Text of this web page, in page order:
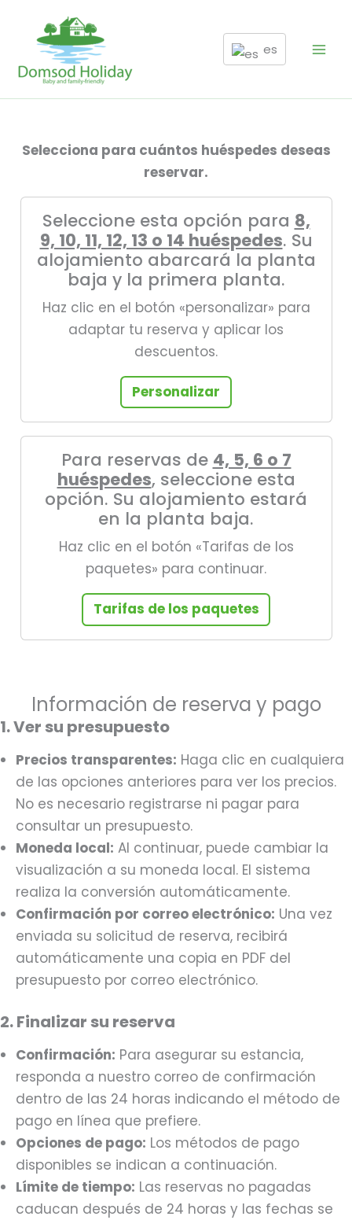
contenido
es
Selecciona para cuántos huéspedes deseas
reservar.
Para reservas de 4, 5, 6 o 7
huéspedes, seleccione esta
opción. Su alojamiento estará
en la planta baja.
Haz clic en el botón «Tarifas de los
paquetes» para continuar.
Tarifas de los paquetes
Seleccione esta opción para 8,
9, 10, 11, 12, 13 o 14 huéspedes. Su
alojamiento abarcará la planta
baja y la primera planta.
Haz clic en el botón «personalizar» para
adaptar tu reserva y aplicar los
descuentos.
Personalizar
Información de reserva y pago
1. Ver su presupuesto
Precios transparentes: Haga clic en cualquiera
de las opciones anteriores para ver los precios.
No es necesario registrarse ni pagar para
consultar un presupuesto.
Moneda local: Al continuar, puede cambiar la
visualización a su moneda local. El sistema
realiza la conversión automáticamente.
Confirmación por correo electrónico: Una vez
enviada su solicitud de reserva, recibirá
automáticamente una copia en PDF del
presupuesto por correo electrónico.
2. Finalizar su reserva
Confirmación: Para asegurar su estancia,
responda a nuestro correo de confirmación
dentro de las 24 horas indicando el método de
pago en línea que prefiere.
Opciones de pago: Los métodos de pago
disponibles se indican a continuación.
Límite de tiempo: Las reservas no pagadas
caducan después de 24 horas y las fechas se